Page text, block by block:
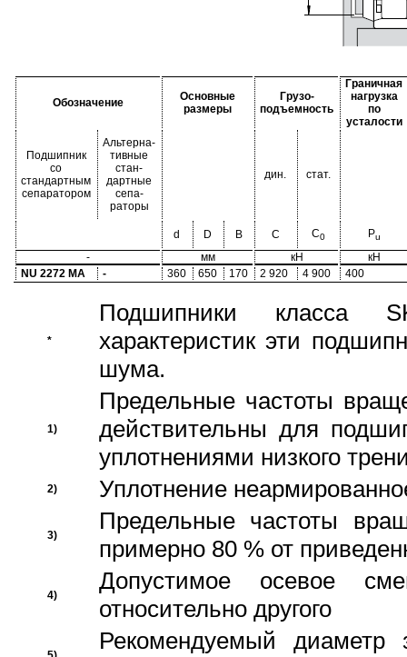
Обозначение
Основные
размеры
Грузо-
подъемность
Граничная
нагрузка
по
усталости
Подшипник
со
стандартным
сепаратором
Альтерна-
тивные
стан-
дартные
сепа-
раторы
дин. стат.
d D B C C0 Pu
- мм кН
кН
NU 2272 MA
- 360 650 170 2 920 4 900 400
*
Подшипники класса
характеристик эти
шума.
1)
Предельные частоты
действительны для
уплотнениями низкого
2) Уплотнение
3)
Предельные частоты
примерно 80 % от
4)
Допустимое осевое
относительно другого
Рекомендуемый диаметр